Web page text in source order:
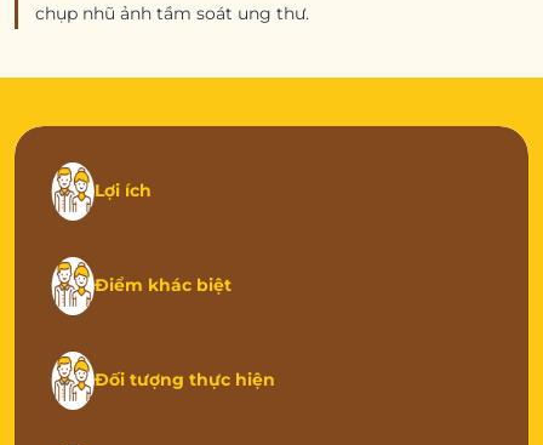
chụp nhũ ảnh tầm soát ung thư.
Lợi ích
Điểm khác biệt
Đối tượng thực hiện